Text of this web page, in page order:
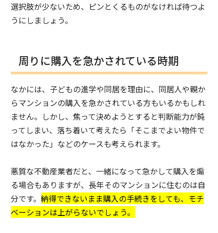
選択肢が少ないため、ピンとくるものがなければ待つよ
うにしましょう。
周りに購入を急かされている時期
なかには、子どもの進学や同居を理由に、同居人や親か
らマンションの購入を急かされている方もいるかもしれ
ません。しかし、焦って決めようとすると判断能力が鈍
ってしまい、落ち着いて考えたら「そこまでよい物件で
はなかった」などのケースも考えられます。
悪質な不動産業者だと、一緒になって急かして購入を煽
る場合もありますが、長年そのマンションに住むのは自
分です。納得できないまま購入の手続きをしても、モチ
ベーションは上がらないでしょう。